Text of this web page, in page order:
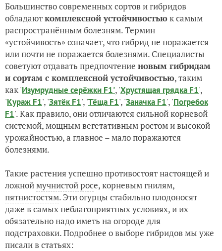
Большинство современных сортов и гибридов
обладаюткомплексной устойчивостьюк самым
распространённым болезням. Термин
«устойчивость» означает, что гибрид не поражается
или почти не поражается болезнями. Специалисты
советуют отдавать предпочтение новым гибридам
и сортам с комплексной устойчивостью, таким
как 'Изумрудные серёжки F1', 'Хрустящая грядка F1',
'Кураж F1', 'Зятёк F1', 'Тёща F1', 'Заначка F1', 'Погребок
F1'. Как правило, они отличаются сильной корневой
системой, мощным вегетативным ростом и высокой
урожайностью, а главное – мало поражаются
болезнями.
Такие растения успешно противостоят настоящей и
ложноймучнистой росе, корневым гнилям,
пятнистостям. Эти огурцы стабильно плодоносят
даже в самых неблагоприятных условиях, и их
обязательно надо иметь на огороде для
подстраховки. Подробнее о выборе гибридов мы уже
писали в статьях: